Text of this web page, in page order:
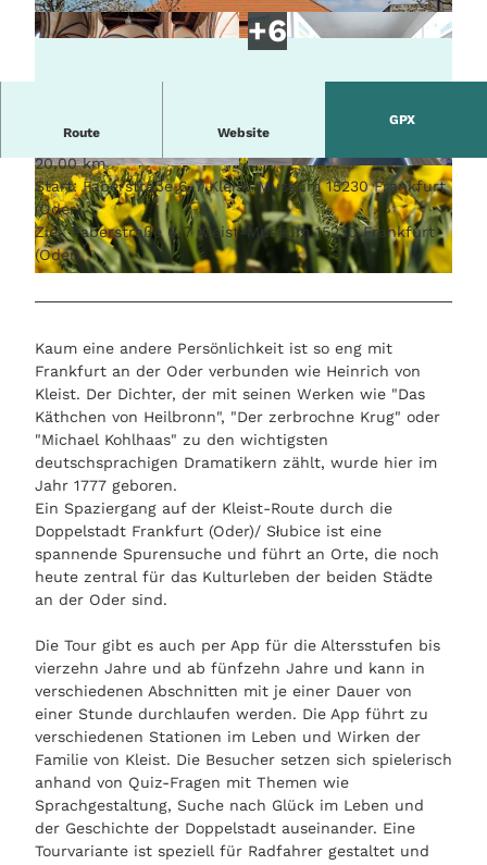
© StadtMarketing Frankfurt Oder © Kalko
Route Website
GPX
20,00 km
Start: Faberstraße 6-7 Kleist-Museum 15230 Frankfurt
(Oder)
Ziel: Faberstraße 6-7 Kleist-Museum 15230 Frankfurt
(Oder)
Kaum eine andere Persönlichkeit ist so eng mit
Frankfurt an der Oder verbunden wie Heinrich von
Kleist. Der Dichter, der mit seinen Werken wie "Das
Käthchen von Heilbronn", "Der zerbrochne Krug" oder
"Michael Kohlhaas" zu den wichtigsten
deutschsprachigen Dramatikern zählt, wurde hier im
Jahr 1777 geboren.
Ein Spaziergang auf der Kleist-Route durch die
Doppelstadt Frankfurt (Oder)/ Słubice ist eine
spannende Spurensuche und führt an Orte, die noch
heute zentral für das Kulturleben der beiden Städte
an der Oder sind.
Die Tour gibt es auch per App für die Altersstufen bis
vierzehn Jahre und ab fünfzehn Jahre und kann in
verschiedenen Abschnitten mit je einer Dauer von
einer Stunde durchlaufen werden. Die App führt zu
verschiedenen Stationen im Leben und Wirken der
Familie von Kleist. Die Besucher setzen sich spielerisch
anhand von Quiz-Fragen mit Themen wie
Sprachgestaltung, Suche nach Glück im Leben und
der Geschichte der Doppelstadt auseinander. Eine
Tourvariante ist speziell für Radfahrer gestaltet und